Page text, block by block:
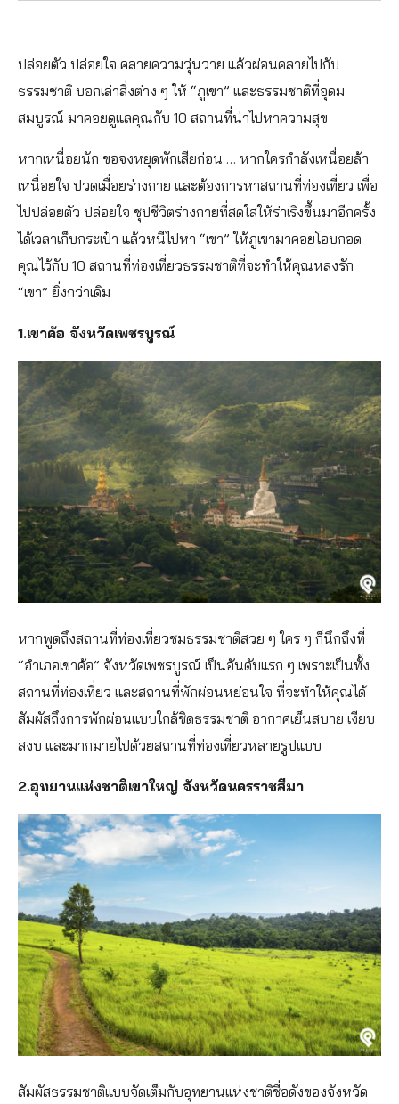
ปล่อยตัว ปล่อยใจ คลายความวุ่นวาย แล้วผ่อนคลายไปกับ
ธรรมชาติ บอกเล่าสิ่งต่าง ๆ ให้ “ภูเขา” และธรรมชาติที่อุดม
สมบูรณ์ มาคอยดูแลคุณกับ 10 สถานที่น่าไปหาความสุข
หากเหนื่อยนัก ขอจงหยุดพักเสียก่อน … หากใครกำลังเหนื่อยล้า
เหนื่อยใจ ปวดเมื่อยร่างกาย และต้องการหาสถานที่ท่องเที่ยว เพื่อ
ไปปล่อยตัว ปล่อยใจ ชุปชีวิตร่างกายที่สดใสให้ร่าเริงขึ้นมาอีกครั้ง
ได้เวลาเก็บกระเป๋า แล้วหนีไปหา “เขา” ให้ภูเขามาคอยโอบกอด
คุณไว้กับ 10 สถานที่ท่องเที่ยวธรรมชาติที่จะทำให้คุณหลงรัก
“เขา” ยิ่งกว่าเดิม
1.เขาค้อ จังหวัดเพชรบูรณ์
หากพูดถึงสถานที่ท่องเที่ยวชมธรรมชาติสวย ๆ ใคร ๆ ก็นึกถึงที่
“อำเภอเขาค้อ” จังหวัดเพชรบูรณ์ เป็นอันดับแรก ๆ เพราะเป็นทั้ง
สถานที่ท่องเที่ยว และสถานที่พักผ่อนหย่อนใจ ที่จะทำให้คุณได้
สัมผัสถึงการพักผ่อนแบบใกล้ชิดธรรมชาติ อากาศเย็นสบาย เงียบ
สงบ และมากมายไปด้วยสถานที่ท่องเที่ยวหลายรูปแบบ
2.อุทยานแห่งชาติเขาใหญ่ จังหวัดนครราชสีมา
สัมผัสธรรมชาติแบบจัดเต็มกับอุทยานแห่งชาติชื่อดังของจังหวัด